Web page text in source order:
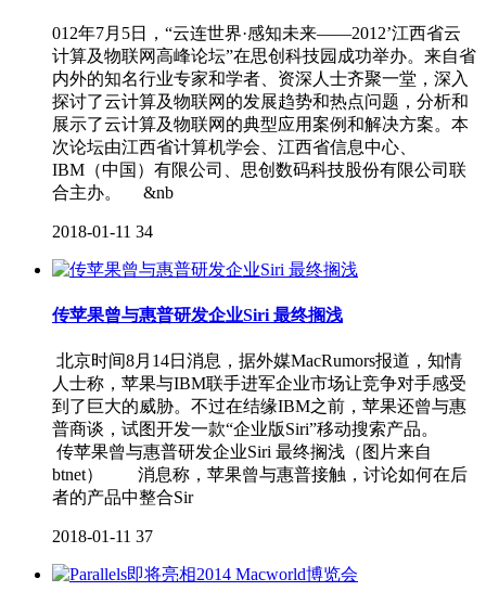
012年7月5日，“云连世界·感知未来——2012’江西省云
计算及物联网高峰论坛”在思创科技园成功举办。来自省
内外的知名行业专家和学者、资深人士齐聚一堂，深入
探讨了云计算及物联网的发展趋势和热点问题，分析和
展示了云计算及物联网的典型应用案例和解决方案。本
次论坛由江西省计算机学会、江西省信息中心、
IBM（中国）有限公司、思创数码科技股份有限公司联
合主办。 &nb
2018-01-11 34
传苹果曾与惠普研发企业Siri 最终搁浅
北京时间8月14日消息，据外媒MacRumors报道，知情
人士称，苹果与IBM联手进军企业市场让竞争对手感受
到了巨大的威胁。不过在结缘IBM之前，苹果还曾与惠
普商谈，试图开发一款“企业版Siri”移动搜索产品。
传苹果曾与惠普研发企业Siri 最终搁浅（图片来自
btnet） 消息称，苹果曾与惠普接触，讨论如何在后
者的产品中整合Sir
2018-01-11 37